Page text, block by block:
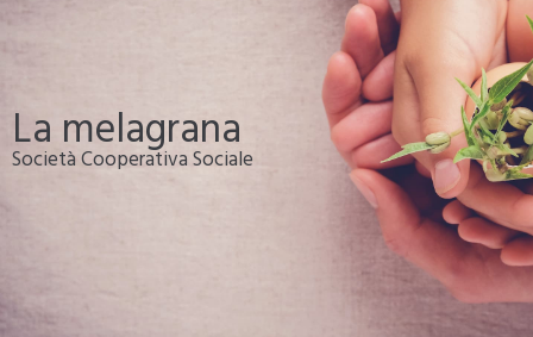
La melagrana
Società Cooperativa Sociale